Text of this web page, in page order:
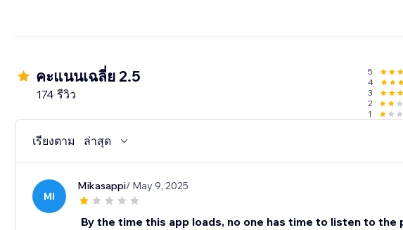
คะแนนเฉลี่ย 2.5
174 รีวิว
5
4
3
2
1
เรียงตาม ล่าสุด
MI
Mikasappi/ May 9, 2025
By the time this app loads, no one has time to listen to the